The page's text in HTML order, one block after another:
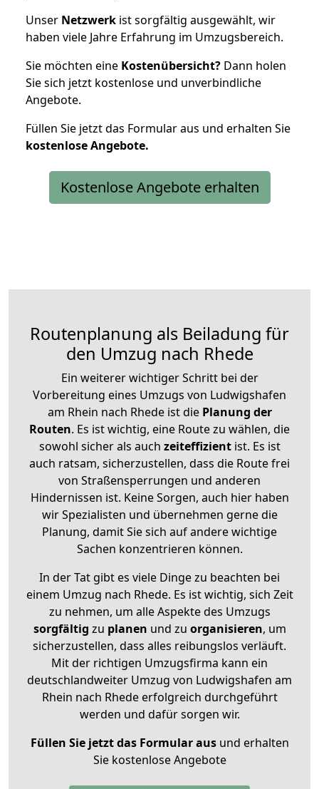
Unser Netzwerk ist sorgfältig ausgewählt, wir
haben viele Jahre Erfahrung im Umzugsbereich.
Sie möchten eine Kostenübersicht? Dann holen
Sie sich jetzt kostenlose und unverbindliche
Angebote.
Füllen Sie jetzt das Formular aus und erhalten Sie
kostenloseAngebote.
Kostenlose Angebote erhalten
Routenplanung als Beiladung für
den Umzug nach Rhede
Ein weiterer wichtiger Schritt bei der
Vorbereitung eines Umzugs von Ludwigshafen
am Rhein nach Rhede ist diePlanung der
Routen. Es ist wichtig, eine Route zu wählen, die
sowohl sicher als auch zeiteffizientist. Es ist
auch ratsam, sicherzustellen, dass die Route frei
von Straßensperrungen und anderen
Hindernissen ist. Keine Sorgen, auch hier haben
wir Spezialisten und übernehmen gerne die
Planung, damit Sie sich auf andere wichtige
Sachen konzentrieren können.
In der Tat gibt es viele Dinge zu beachten bei
einem Umzug nach Rhede. Es ist wichtig, sich Zeit
zu nehmen, um alle Aspekte des Umzugs
sorgfältig zu planen und zu organisieren, um
sicherzustellen, dass alles reibungslos verläuft.
Mit der richtigen Umzugsfirma kann ein
deutschlandweiter Umzug von Ludwigshafen am
Rhein nach Rhede erfolgreich durchgeführt
werden und dafür sorgen wir.
Füllen Sie jetzt das Formular ausund erhalten
Sie kostenlose Angebote